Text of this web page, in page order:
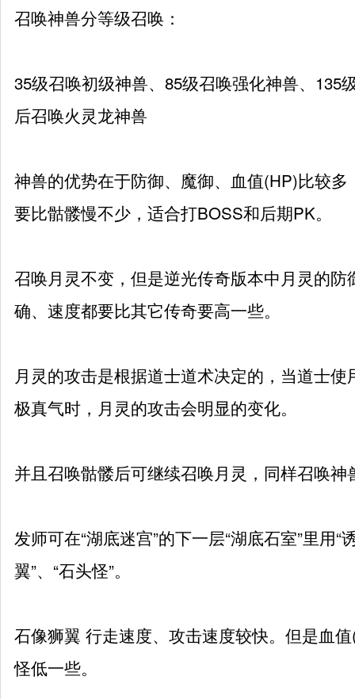
召唤神兽分等级召唤：
35级召唤初级神兽、85级召唤强化神兽、135
后召唤火灵龙神兽
神兽的优势在于防御、魔御、血值(HP)比较
要比骷髅慢不少，适合打BOSS和后期PK。
召唤月灵不变，但是逆光传奇版本中月灵的
确、速度都要比其它传奇要高一些。
月灵的攻击是根据道士道术决定的，当道士
极真气时，月灵的攻击会明显的变化。
并且召唤骷髅后可继续召唤月灵，同样召唤
发师可在“湖底迷宫”的下一层“湖底石室”里用“
翼”、“石头怪”。
石像狮翼 行走速度、攻击速度较快。但是血
怪低一些。